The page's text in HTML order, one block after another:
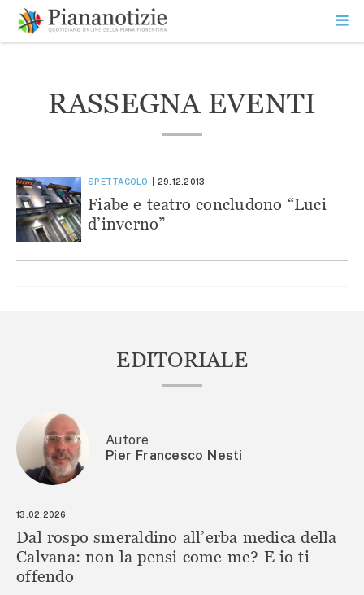
contenuto
SEARCH
RASSEGNA EVENTI
SPETTACOLO 29.12.2013
Fiabe e teatro concludono “Luci
d’inverno”
EDITORIALE
Autore
Pier Francesco Nesti
13.02.2026
Dal rospo smeraldino all’erba medica della
Calvana: non la pensi come me? E io ti
offendo